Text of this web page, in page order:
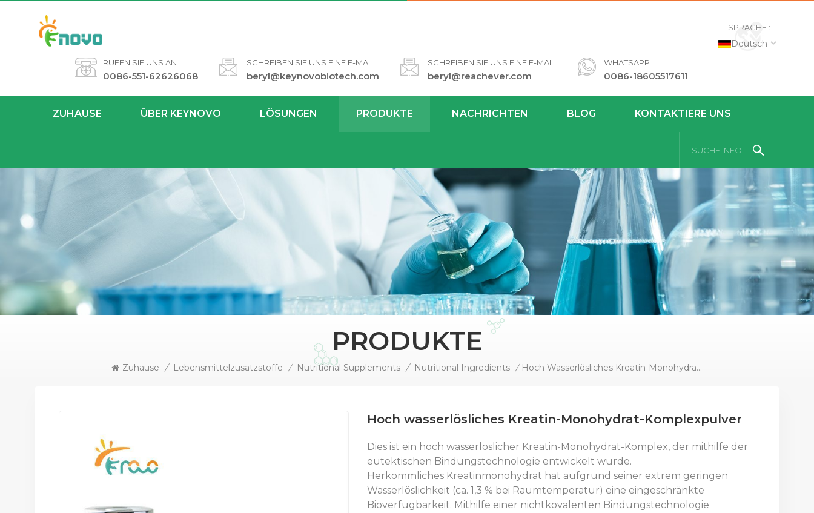
SPRACHE :
Deutsch
RUFEN SIE UNS AN
0086-551-62626068
SCHREIBEN SIE UNS EINE E-MAIL
beryl@keynovobiotech.com
SCHREIBEN SIE UNS EINE E-MAIL
beryl@reachever.com
WHATSAPP
0086-18605517611
ZUHAUSE ÜBER KEYNOVO LÖSUNGEN PRODUKTE NACHRICHTEN BLOG KONTAKTIERE UNS
SUCHE INFO.
PRODUKTE
Zuhause / Lebensmittelzusatzstoffe / Nutritional Supplements / Nutritional Ingredients / Hoch Wasserlösliches Kreatin-Monohydrat-Komplexpulver
Hoch wasserlösliches Kreatin-Monohydrat-Komplexpulver
Dies ist ein hoch wasserlöslicher Kreatin-Monohydrat-Komplex, der mithilfe der
eutektischen Bindungstechnologie entwickelt wurde.
Herkömmliches Kreatinmonohydrat hat aufgrund seiner extrem geringen
Wasserlöslichkeit (ca. 1,3 % bei Raumtemperatur) eine eingeschränkte
Bioverfügbarkeit. Mithilfe einer nichtkovalenten Bindungstechnologie